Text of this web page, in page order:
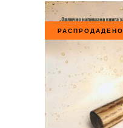
РАСПРОДАДЕНО